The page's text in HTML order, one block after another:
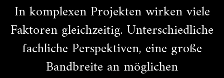
In komplexen Projekten wirken viele
Faktoren gleichzeitig. Unterschiedliche
fachliche Perspektiven, eine große
Bandbreite an möglichen